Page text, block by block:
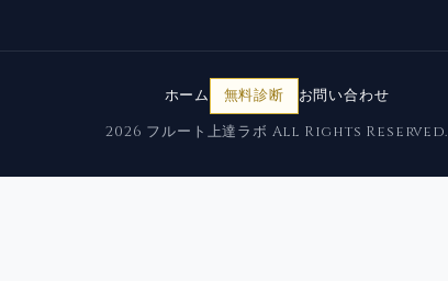
ホーム 無料診断
お問い合わせ
2026 フルート上達ラボ All Rights Reserved.